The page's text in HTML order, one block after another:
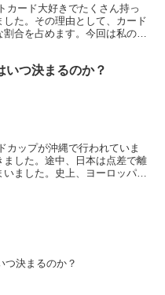
カード大好きでたくさん持っ
た。その理由として、カード
合を占めます。今回は私のポ
いつ決まるのか？
カップが沖縄で行われていま
した。途中、日本は点差で離
ました。史上、ヨーロッパの
つ決まるのか？